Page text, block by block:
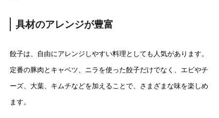
具材のアレンジが豊富
餃子は、自由にアレンジしやすい料理としても人気があります。
定番の豚肉とキャベツ、ニラを使った餃子だけでなく、エビやチ
ーズ、大葉、キムチなどを加えることで、さまざまな味を楽しめ
ます。